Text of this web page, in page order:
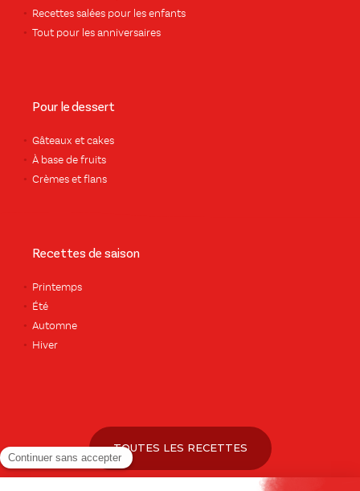
Recettes salées pour les enfants
Tout pour les anniversaires
Pour le dessert
Gâteaux et cakes
À base de fruits
Crèmes et flans
Recettes de saison
Printemps
Été
Automne
Hiver
TOUTES LES RECETTES